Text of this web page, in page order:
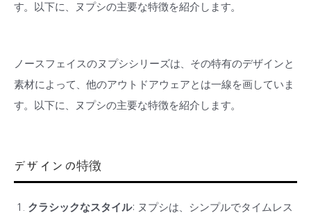
す。以下に、ヌプシの主要な特徴を紹介します。
ノースフェイスのヌプシシリーズは、その特有のデザインと
素材によって、他のアウトドアウェアとは一線を画していま
す。以下に、ヌプシの主要な特徴を紹介します。
デザインの特徴
クラシックなスタイル: ヌプシは、シンプルでタイムレス